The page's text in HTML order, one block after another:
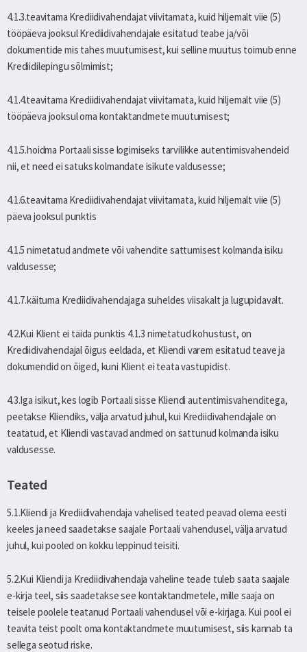
4.1.3.teavitama Krediidivahendajat viivitamata, kuid hiljemalt viie (5)
tööpäeva jooksul Krediidivahendajale esitatud teabe ja/või
dokumentide mis tahes muutumisest, kui selline muutus toimub enne
Krediidilepingu sõlmimist;
4.1.4.teavitama Krediidivahendajat viivitamata, kuid hiljemalt viie (5)
tööpäeva jooksul oma kontaktandmete muutumisest;
4.1.5.hoidma Portaali sisse logimiseks tarvilikke autentimisvahendeid
nii, et need ei satuks kolmandate isikute valdusesse;
4.1.6.teavitama Krediidivahendajat viivitamata, kuid hiljemalt viie (5)
päeva jooksul punktis
4.1.5 nimetatud andmete või vahendite sattumisest kolmanda isiku
valdusesse;
4.1.7.käituma Krediidivahendajaga suheldes viisakalt ja lugupidavalt.
4.2.Kui Klient ei täida punktis 4.1.3 nimetatud kohustust, on
Krediidivahendajal õigus eeldada, et Kliendi varem esitatud teave ja
dokumendid on õiged, kuni Klient ei teata vastupidist.
4.3.Iga isikut, kes logib Portaali sisse Kliendi autentimisvahenditega,
peetakse Kliendiks, välja arvatud juhul, kui Krediidivahendajale on
teatatud, et Kliendi vastavad andmed on sattunud kolmanda isiku
valdusesse.
Teated
5.1.Kliendi ja Krediidivahendaja vahelised teated peavad olema eesti
keeles ja need saadetakse saajale Portaali vahendusel, välja arvatud
juhul, kui pooled on kokku leppinud teisiti.
5.2.Kui Kliendi ja Krediidivahendaja vaheline teade tuleb saata saajale
e-kirja teel, siis saadetakse see kontaktandmetele, mille saaja on
teisele poolele teatanud Portaali vahendusel või e-kirjaga. Kui pool ei
teavita teist poolt oma kontaktandmete muutumisest, siis kannab ta
sellega seotud riske.